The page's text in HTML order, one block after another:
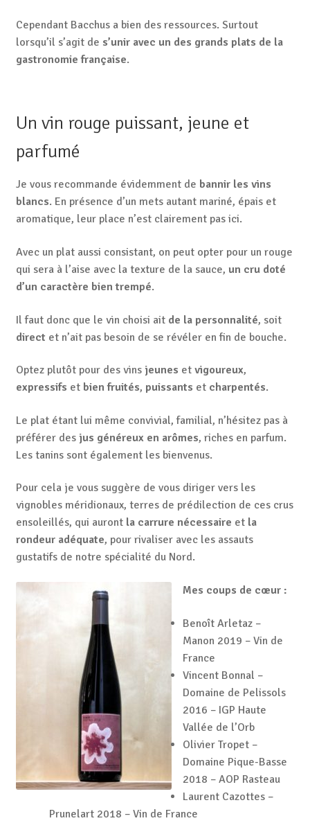
Cependant Bacchus a bien des ressources. Surtout
lorsqu’il s’agit de s’unir avec un des grands plats de la
gastronomie française.
Un vin rouge puissant, jeune et
parfumé
Je vous recommande évidemment de bannir les vins
blancs. En présence d’un mets autant mariné, épais et
aromatique, leur place n’est clairement pas ici.
Avec un plat aussi consistant, on peut opter pour un rouge
qui sera à l’aise avec la texture de la sauce, un cru doté
d’un caractère bien trempé.
Il faut donc que le vin choisi ait de la personnalité, soit
direct et n’ait pas besoin de se révéler en fin de bouche.
Optez plutôt pour des vins jeunes et vigoureux,
expressifs et bien fruités, puissants et charpentés.
Le plat étant lui même convivial, familial, n’hésitez pas à
préférer des jus généreux en arômes, riches en parfum.
Les tanins sont également les bienvenus.
Pour cela je vous suggère de vous diriger vers les
vignobles méridionaux, terres de prédilection de ces crus
ensoleillés, qui auront la carrure nécessaire et la
rondeur adéquate, pour rivaliser avec les assauts
gustatifs de notre spécialité du Nord.
Mes coups de cœur :
Benoît Arletaz –
Manon 2019 – Vin de
France
Vincent Bonnal –
Domaine de Pelissols
2016 – IGP Haute
Vallée de l’Orb
Olivier Tropet –
Domaine Pique-Basse
2018 – AOP Rasteau
Laurent Cazottes –
Prunelart 2018 – Vin de France